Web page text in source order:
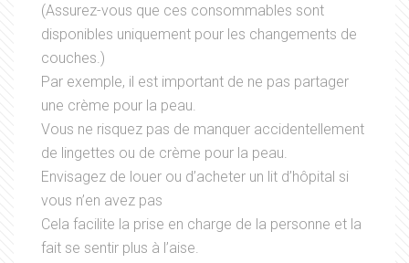
(Assurez-vous que ces consommables sont
disponibles uniquement pour les changements de
couches.)
Par exemple, il est important de ne pas partager
une crème pour la peau.
Vous ne risquez pas de manquer accidentellement
de lingettes ou de crème pour la peau.
Envisagez de louer ou d’acheter un lit d’hôpital si
vous n’en avez pas
Cela facilite la prise en charge de la personne et la
fait se sentir plus à l’aise.